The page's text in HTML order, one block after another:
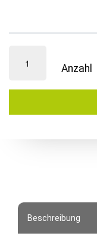
Stuhl
Queens
Beschreibung